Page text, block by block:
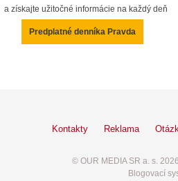
a získajte užitočné informácie na každý deň
Predplatné denníka Pravda
Kontakty Reklama
© OUR MEDIA SR a. s.
Blogovací